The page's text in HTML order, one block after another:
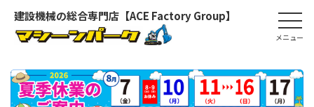
建設機械の総合専門店【ACE Factory Group】